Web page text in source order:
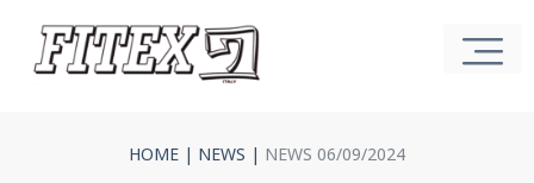
HOME | NEWS | NEWS 06/09/2024